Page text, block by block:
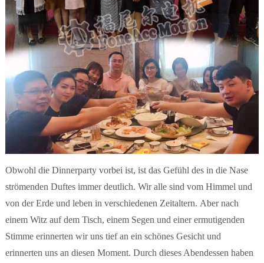
Obwohl die Dinnerparty vorbei ist, ist das Gefühl des in die Nase
strömenden Duftes immer deutlich. Wir alle sind vom Himmel und
von der Erde und leben in verschiedenen Zeitaltern. Aber nach
einem Witz auf dem Tisch, einem Segen und einer ermutigenden
Stimme erinnerten wir uns tief an ein schönes Gesicht und
erinnerten uns an diesen Moment. Durch dieses Abendessen haben